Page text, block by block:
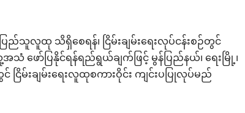
ြည်သူလူထု သိရှိစေရန်၊ ငြိမ်းချမ်းရေးလုပ်ငန်းစဉ်တွင်
ဖော်ပြနိုင်ရန်ရည်ရွယ်ချက်ဖြင့် မွန်ပြည်နယ်၊ ရေးမြို့၊
ငြိမ်းချမ်းရေးလူထုစကားဝိုင်း ကျင်းပပြုလုပ်မည်